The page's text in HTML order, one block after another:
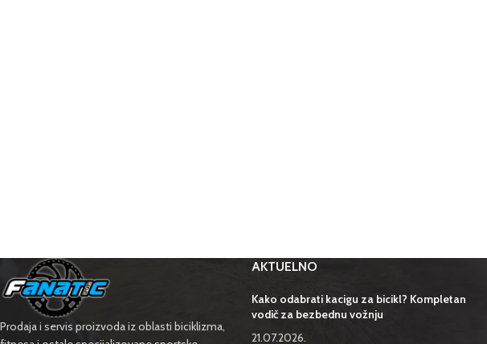
Prodaja i servis proizvoda iz oblasti biciklizma,
AKTUELNO
Kako odabrati kacigu za bicikl? Kompletan
vodič za bezbednu vožnju
21.07.2026.